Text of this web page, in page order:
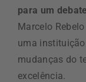
para um
Marcelo
uma
mudanças do
excelência.